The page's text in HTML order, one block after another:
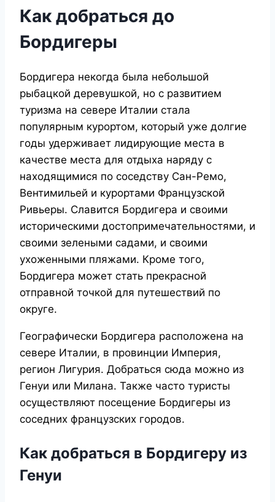
Как добраться до
Бордигеры
Бордигера некогда была небольшой
рыбацкой деревушкой, но с развитием
туризма на севере Италии стала
популярным курортом, который уже долгие
годы удерживает лидирующие места в
качестве места для отдыха наряду с
находящимися по соседству Сан-Ремо,
Вентимильей и курортами Французской
Ривьеры. Славится Бордигера и своими
историческими достопримечательностями, и
своими зелеными садами, и своими
ухоженными пляжами. Кроме того,
Бордигера может стать прекрасной
отправной точкой для путешествий по
округе.
Географически Бордигера расположена на
севере Италии, в провинции Империя,
регион Лигурия. Добраться сюда можно из
Генуи или Милана. Также часто туристы
осуществляют посещение Бордигеры из
соседних французских городов.
Как добраться в Бордигеру из
Генуи